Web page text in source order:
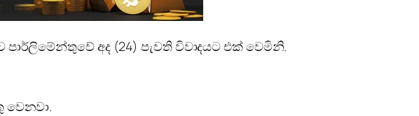
අද (24) පැවති විවාදයට එක් වෙමිනි.
වෙනවා.